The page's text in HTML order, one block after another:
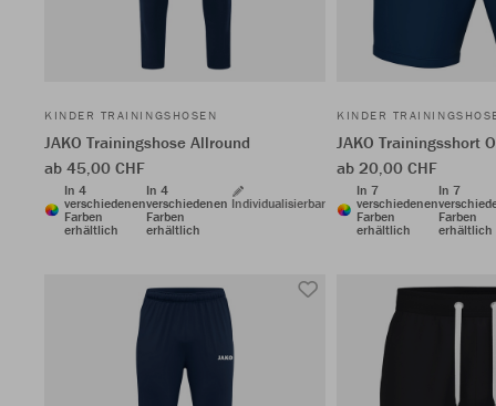
KINDER TRAININGSHOSEN
JAKO Trainingshose Allround
ab 45,00 CHF
In 4
verschiedenen
Farben
erhältlich
In 4
verschiedenen
Farben
erhältlich
Individualisierbar
KINDER
JAKO Trainingsshort
ab 20,00 CHF
In 7
verschiedenen
Farben
erhältlich
In 7
Farben
erhältlich